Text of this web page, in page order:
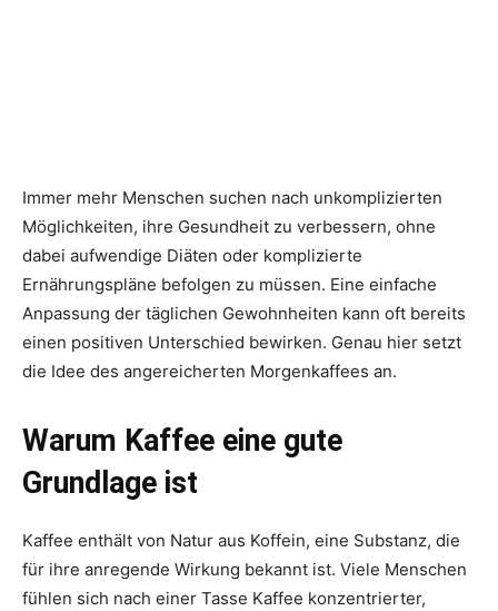
Immer mehr Menschen suchen nach unkomplizierten
Möglichkeiten, ihre Gesundheit zu verbessern, ohne
dabei aufwendige Diäten oder komplizierte
Ernährungspläne befolgen zu müssen. Eine einfache
Anpassung der täglichen Gewohnheiten kann oft bereits
einen positiven Unterschied bewirken. Genau hier setzt
die Idee des angereicherten Morgenkaffees an.
Warum Kaffee eine gute
Grundlage ist
Kaffee enthält von Natur aus Koffein, eine Substanz, die
für ihre anregende Wirkung bekannt ist. Viele Menschen
fühlen sich nach einer Tasse Kaffee konzentrierter,